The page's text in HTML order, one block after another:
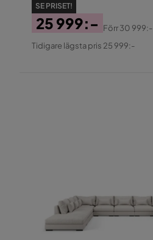
SE PRISET!
Pris
25 999:-
Original
Förr30 999:-
Tidigare lägsta pris 25 999:-